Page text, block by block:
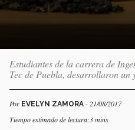
Estudiantes de la carrera de
Tec de Puebla, desarrollaron un
Por EVELYN ZAMORA - 21/08/2017
Tiempo estimado de lectura:3 mins